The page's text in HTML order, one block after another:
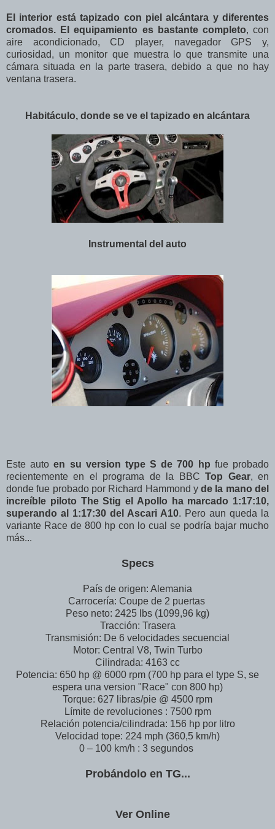
El interior está tapizado con piel alcántara y diferentes
cromados. El equipamiento es bastante completo, con
aire acondicionado, CD player, navegador GPS y,
curiosidad, un monitor que muestra lo que transmite una
cámara situada en la parte trasera, debido a que no hay
ventana trasera.
Habitáculo, donde se ve el tapizado en alcántara
Instrumental del auto
Este autoen su version type S de 700 hp fue probado
recientemente en el programa de la BBCTop Gear, en
donde fue probado por Richard Hammond yde la mano del
increíble piloto The Stig el Apollo ha marcado 1:17:10,
superando al 1:17:30 del Ascari A10. Pero aun queda la
variante Race de 800 hp con lo cual se podría bajar mucho
más...
Specs
País de origen: Alemania
Carrocería: Coupe de 2 puertas
Peso neto: 2425 lbs (1099,96 kg)
Tracción: Trasera
Transmisión: De 6 velocidades secuencial
Motor: Central V8, Twin Turbo
Cilindrada: 4163 cc
Potencia: 650 hp @ 6000 rpm (700 hp para el type S, se
espera una version "Race" con 800 hp)
Torque: 627 libras/pie @ 4500 rpm
Límite de revoluciones : 7500 rpm
Relación potencia/cilindrada: 156 hp por litro
Velocidad tope: 224 mph (360,5 km/h)
0 – 100 km/h : 3 segundos
Probándolo en TG...
Ver Online